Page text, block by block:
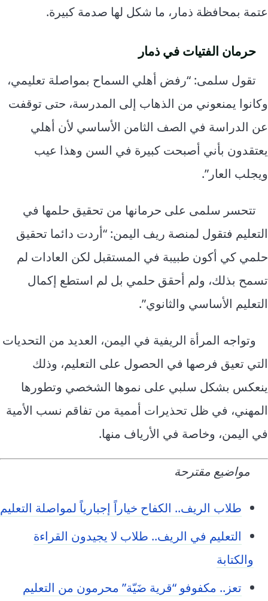
عتمة بمحافظة ذمار، ما شكل لها صدمة كبيرة.
حرمان الفتيات في ذمار
تقول سلمى: “رفض أهلي السماح بمواصلة تعليمي،
وكانوا يمنعوني من الذهاب إلى المدرسة، حتى توقفت
عن الدراسة في الصف الثامن الأساسي لأن أهلي
يعتقدون بأني أصبحت كبيرة في السن وهذا عيب
ويجلب العار”.
تتحسر سلمى على حرمانها من تحقيق حلمها في
التعليم فتقول لمنصة ريف اليمن: “أردت دائما تحقيق
حلمي كي أكون طبيبة في المستقبل لكن العادات لم
تسمح بذلك، ولم أحقق حلمي بل لم استطع إكمال
التعليم الأساسي والثانوي”.
وتواجه المرأة الريفية في اليمن، العديد من التحديات
التي تعيق فرصها في الحصول على التعليم، وذلك
ينعكس بشكل سلبي على نموها الشخصي وتطورها
المهني، في ظل تحذيرات أممية من تفاقم نسب الأمية
في اليمن، وخاصة في الأرياف منها.
مواضيع مقترحة
طلاب الريف.. الكفاح خياراً إجبارياً لمواصلة التعليم
التعليم في الريف.. طلاب لا يجيدون القراءة
والكتابة
تعز.. مكفوفو “قرية ضَيّة” محرمون من التعليم